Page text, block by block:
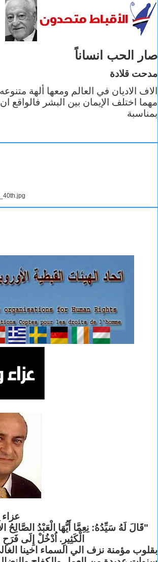
صار الحب انساناً
مدحت قلادة
الاف الاديان في العالم ومعها ألهة
مهما اختلف الإيمان بين البشر فالواقع
بمناسبة
"قَالَ لَهُ سَيِّدُهُ: نِعِمَّا أَيُّهَا الْعَبْدُ
الْكَثِيرِ. اُدْخُلْ إِلَى فَرَحِ
بقلوب مؤمنة نزف الي السماء اخينا